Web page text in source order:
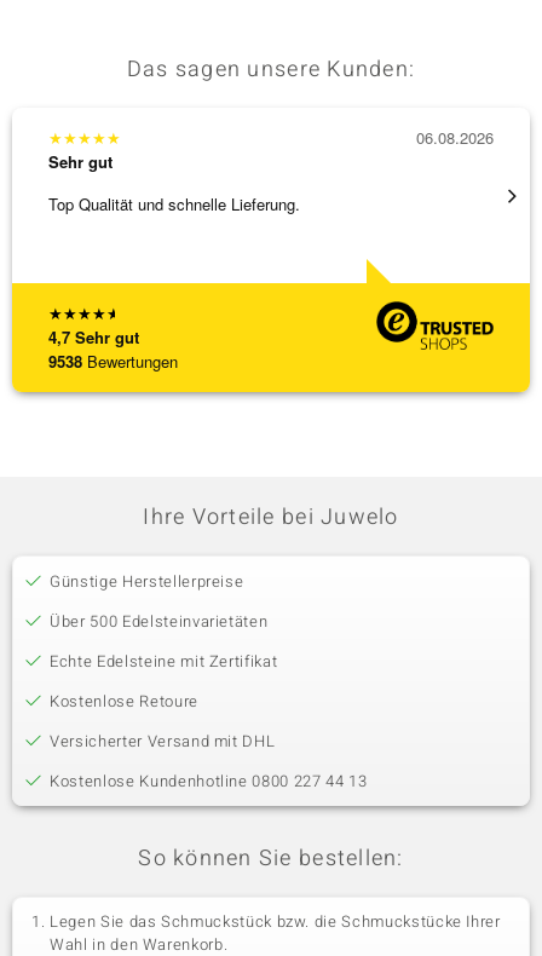
Das sagen unsere Kunden:
★★★★★
4,7 Sehr gut
9538 Bewertungen
★★★★★
Sehr gut
Top Qualität und schnelle Lieferung.
06.08.2026
Ihre Vorteile bei Juwelo
Günstige Herstellerpreise
Über 500 Edelsteinvarietäten
Echte Edelsteine mit Zertifikat
Kostenlose Retoure
Versicherter Versand mit DHL
Kostenlose Kundenhotline 0800 227 44 13
So können Sie bestellen:
Legen Sie das Schmuckstück bzw. die Schmuckstücke Ihrer
Wahl in den Warenkorb.